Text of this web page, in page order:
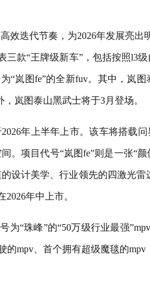
效迭代节奏，为2026年发展亮出
三款“王牌级新车”，包括按照l3
“岚图fe”的全新fuv。其中，岚
岚图泰山黑武士将于3月登场。
年上半年上市。该车将搭载
。项目代号“岚图fe”则是一张“
设计美学、行业领先的四激光
年中上市。
为“珠峰”的“50万级行业最强
的mpv、首个拥有超级魔毯的